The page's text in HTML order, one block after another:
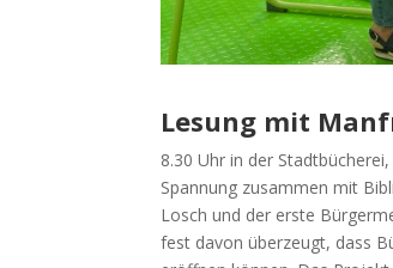
Lesung mit
8.30 Uhr in der
Spannung zusammen mit
Losch und der erste
fest davon überzeugt, dass